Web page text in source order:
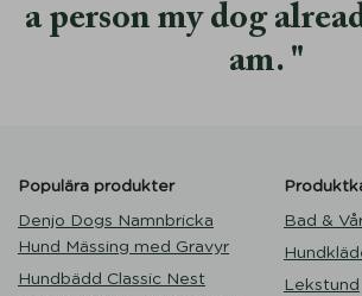
a person my dog
am.
Populära produkter
Denjo Dogs Namnbricka
Hund Mässing med Gravyr
Hundbädd Classic Nest
Bad &
Lekstund